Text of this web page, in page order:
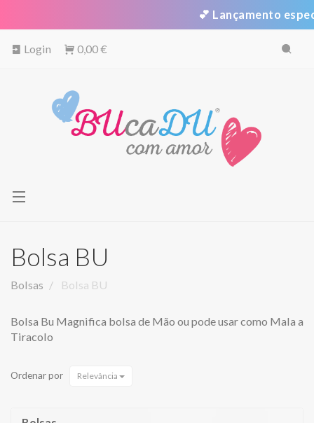
💕 Lançamento especial •
Login 0,00 €
Toggle
Bolsa BU
Bolsas Bolsa BU
Bolsa Bu Magnifica bolsa de Mão ou pode usar como Mala a
Tiracolo
Ordenar por Relevância